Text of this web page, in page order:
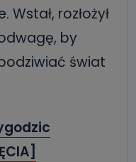
Wstał, rozłożył
by
świat